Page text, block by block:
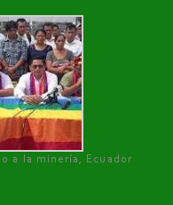
a la minería, Ecuador